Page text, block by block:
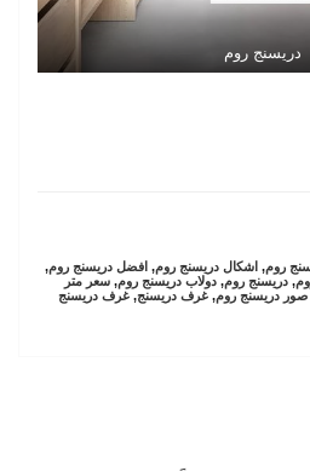
دريسنج روم
روم, اشكال دريسنج روم, افضل دريسنج روم,
,دريسنج روم,دولاب دريسنج روم,سعر متر
صور دريسنج روم,غرف دريسنج,غرف دريسنج